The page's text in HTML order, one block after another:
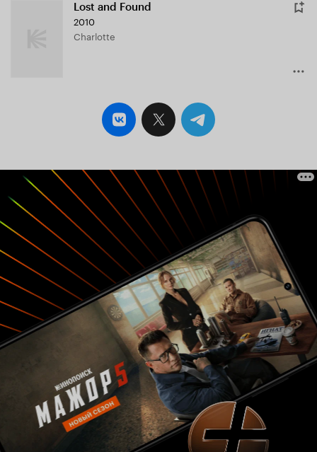
Lost and Found
2010
Charlotte